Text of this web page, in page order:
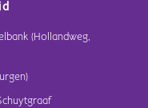
(Hollandweg,